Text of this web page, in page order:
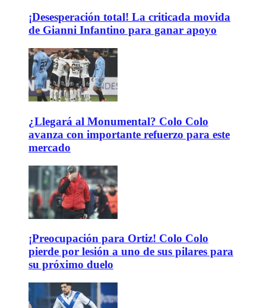
¡Desesperación total! La criticada movida
de Gianni Infantino para ganar apoyo
¿Llegará al Monumental? Colo Colo
avanza con importante refuerzo para este
mercado
¡Preocupación para Ortiz! Colo Colo
pierde por lesión a uno de sus pilares para
su próximo duelo